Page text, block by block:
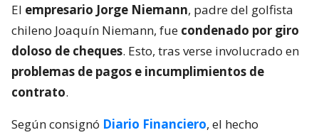
El empresario Jorge Niemann, padre del golfista
chileno Joaquín Niemann, fue condenado por giro
doloso de cheques. Esto, tras verse involucrado en
problemas de pagos e incumplimientos de
contrato.
Según consignó Diario Financiero, el hecho